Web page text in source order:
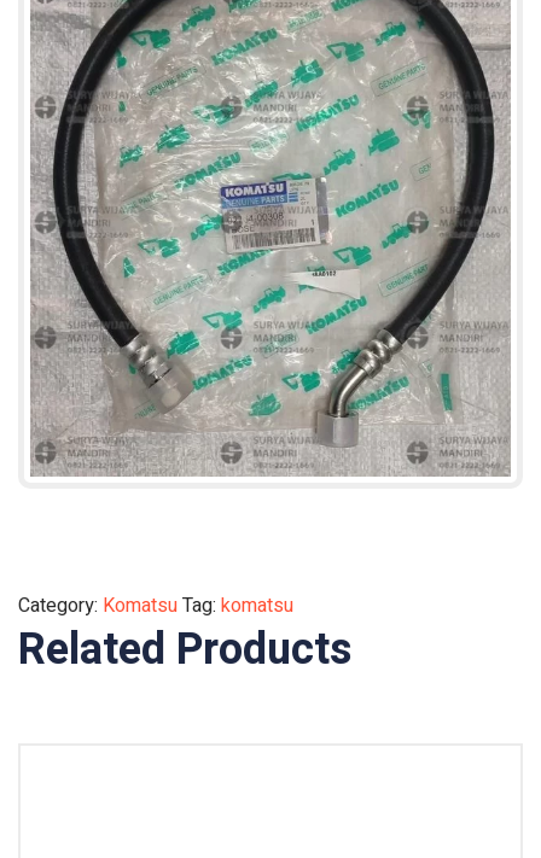
Category: KomatsuTag: komatsu
Related Products